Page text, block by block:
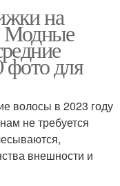
на
Модные
фото для
волосы в 2023 году
не требуется
внешности и